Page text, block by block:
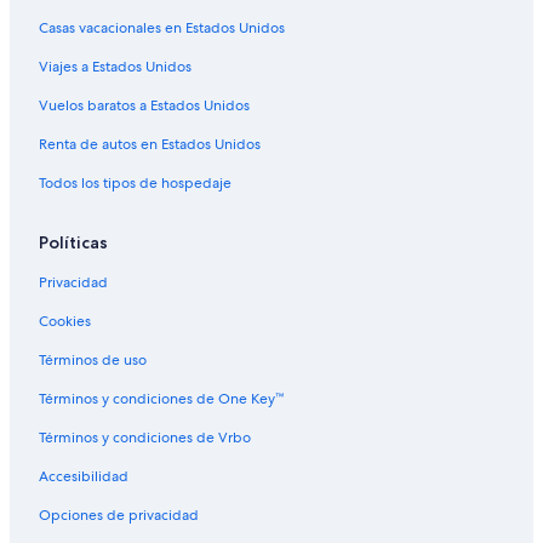
Hoteles con estacionamiento en Laureles
Hoteles con gimnasio en Laureles
Hoteles con alberca en Laureles
Hoteles con restaurante en Laureles
Hoteles con sauna en Laureles
Hoteles con traslado del/al aeropuerto en Laureles
Hoteles Estelar en Laureles
Hoteles para bodas en Laureles
Hoteles que aceptan mascotas en Laureles
Hoteles en Laureles
Hoteles cerca de Cerro Nutibara
Hoteles cerca de Centro comercial Unicentro
Hoteles cerca de Parques del Río Medellín
Casas vacacionales en Estados Unidos
Viajes a Estados Unidos
Vuelos baratos a Estados Unidos
Renta de autos en Estados Unidos
Todos los tipos de hospedaje
Políticas
Privacidad
Cookies
Términos de uso
Términos y condiciones de One Key™
Términos y condiciones de Vrbo
Accesibilidad
Opciones de privacidad